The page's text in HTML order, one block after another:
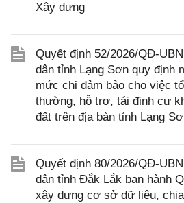
Xây dựng
Quyết định 52/2026/QĐ-
dân tỉnh Lạng Sơn quy định
mức chi đảm bảo cho việc
thường, hỗ trợ, tái định cư
đất trên địa bàn tỉnh Lạng
Quyết định 80/2026/QĐ-
dân tỉnh Đắk Lắk ban hành
xây dựng cơ sở dữ liệu,